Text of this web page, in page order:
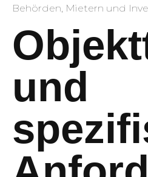
Behörden, Mietern und
und